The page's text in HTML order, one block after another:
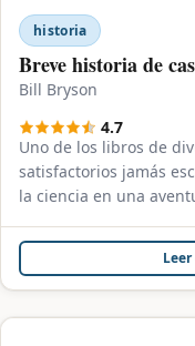
historia
Breve historia de
Bill Bryson
4.7
Uno de los libros de
satisfactorios jamás
la ciencia en una